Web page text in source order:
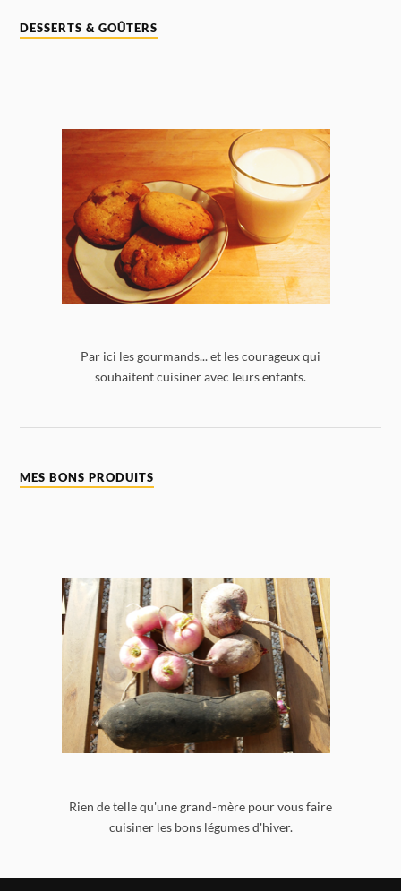
DESSERTS & GOÛTERS
Par ici les gourmands... et les courageux qui
souhaitent cuisiner avec leurs enfants.
MES BONS PRODUITS
Rien de telle qu'une grand-mère pour vous faire
cuisiner les bons légumes d'hiver.